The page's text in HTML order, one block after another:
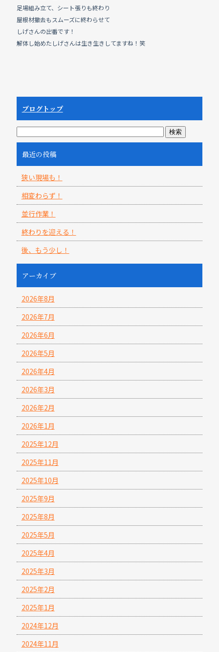
足場組み立て、シート張りも終わり
屋根材撤去もスムーズに終わらせて
しげさんの出番です！
解体し始めたしげさんは生き生きしてますね！笑
ブログトップ
最近の投稿
狭い現場も！
相変わらず！
並行作業！
終わりを迎える！
後、もう少し！
アーカイブ
2026年8月
2026年7月
2026年6月
2026年5月
2026年4月
2026年3月
2026年2月
2026年1月
2025年12月
2025年11月
2025年10月
2025年9月
2025年8月
2025年5月
2025年4月
2025年3月
2025年2月
2025年1月
2024年12月
2024年11月